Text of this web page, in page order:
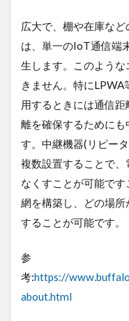
な
ら
ロ
ケ
ッ
ト
モ
バ
イ
ル
8
ま
と
め
広大で、棚や在庫な
は、単一のIoT通信端
生します。このよう
きません。特に
用するときには通信
離を確保するために
す。中継機器(リピー
複数設置することで
なくすことが可能で
網を構築し、どの場
することが可能です。
参
考:https://
about.html